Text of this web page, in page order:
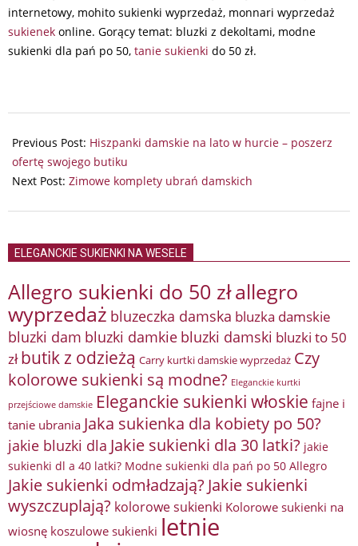
internetowy, mohito sukienki wyprzedaż, monnari wyprzedaż
sukienek online. Gorący temat: bluzki z dekoltami, modne
sukienki dla pań po 50, tanie sukienki do 50 zł.
02-
05
Previous Post: Hiszpanki damskie na lato w hurcie – poszerz
ofertę swojego butiku
Next Post: Zimowe komplety ubrań damskich
ELEGANCKIE SUKIENKI NA WESELE
Allegro sukienki do 50 złallegro
wyprzedaż bluzeczka damska bluzka damskie
bluzki dam bluzki damkie bluzki damski bluzki to 50
zł butik z odzieżą Carry kurtki damskie wyprzedaż Czy
kolorowe sukienki są modne? Eleganckie kurtki
przejściowe damskie Eleganckie sukienki włoskie fajne i
tanie ubrania Jaka sukienka dla kobiety po 50?
jakie bluzki dla Jakie sukienki dla 30 latki? jakie
sukienki dl a 40 latki? Modne sukienki dla pań po 50 Allegro
Jakie sukienki odmładzają? Jakie sukienki
wyszczuplają? kolorowe sukienki Kolorowe sukienki na
wiosnę koszulowe sukienki letnie